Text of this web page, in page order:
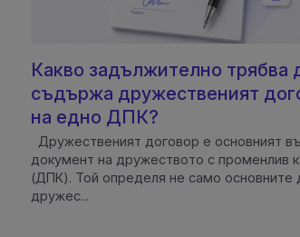
Какво задължително трябва
съдържа дружественият
на едно ДПК?
Дружественият договор е основният
документ на дружеството с променлив
(ДПК). Той определя не само основните
дружес...